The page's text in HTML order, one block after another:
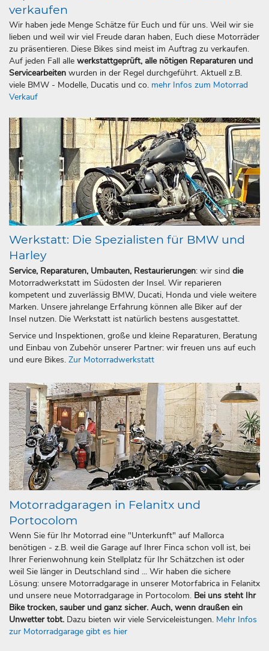
verkaufen
Wir haben jede Menge Schätze für Euch und für uns. Weil wir sie
lieben und weil wir viel Freude daran haben, Euch diese Motorräder
zu präsentieren. Diese Bikes sind meist im Auftrag zu verkaufen.
Auf jeden Fall alle werkstattgeprüft, alle nötigen Reparaturen und
Servicearbeiten wurden in der Regel durchgeführt. Aktuell z.B.
viele BMW - Modelle, Ducatis und co. mehr Infos zum Motorrad
Verkauf
Werkstatt: Die Spezialisten für BMW und
Harley
Service, Reparaturen, Umbauten, Restaurierungen: wir sind die
Motorradwerkstatt im Südosten der Insel. Wir reparieren
kompetent und zuverlässig BMW, Ducati, Honda und viele weitere
Marken. Unsere jahrelange Erfahrung können alle Biker auf der
Insel nutzen. Die Werkstatt ist natürlich bestens ausgestattet.
Service und Inspektionen, große und kleine Reparaturen, Beratung
und Einbau von Zubehör unserer Partner: wir freuen uns auf euch
und eure Bikes. Zur Motorradwerkstatt
Motorradgaragen in Felanitx und
Portocolom
Wenn Sie für Ihr Motorrad eine "Unterkunft" auf Mallorca
benötigen - z.B. weil die Garage auf Ihrer Finca schon voll ist, bei
Ihrer Ferienwohnung kein Stellplatz für Ihr Schätzchen ist oder
weil Sie länger in Deutschland sind ... Wir haben die sichere
Lösung: unsere Motorradgarage in unserer Motorfabrica in Felanitx
und unsere neue Motorradgarage in Portocolom. Bei uns steht Ihr
Bike trocken, sauber und ganz sicher. Auch, wenn draußen ein
Unwetter tobt. Dazu bieten wir viele Serviceleistungen. Mehr Infos
zur Motorradgarage gibt es hier